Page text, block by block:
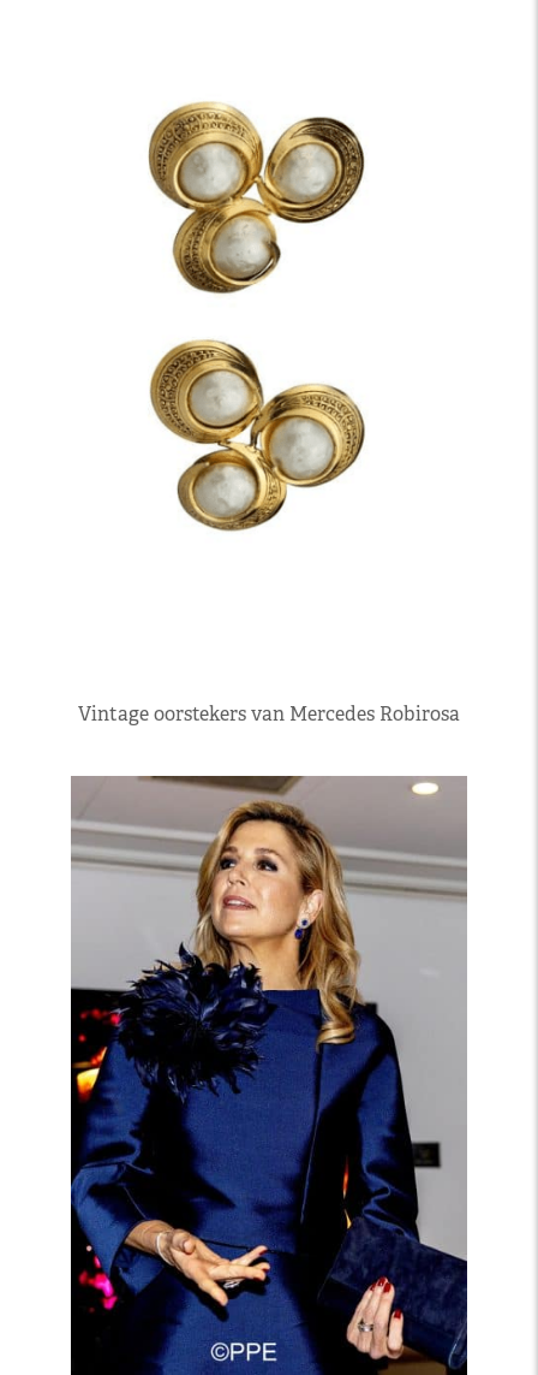
Vintage oorstekers van Mercedes Robirosa